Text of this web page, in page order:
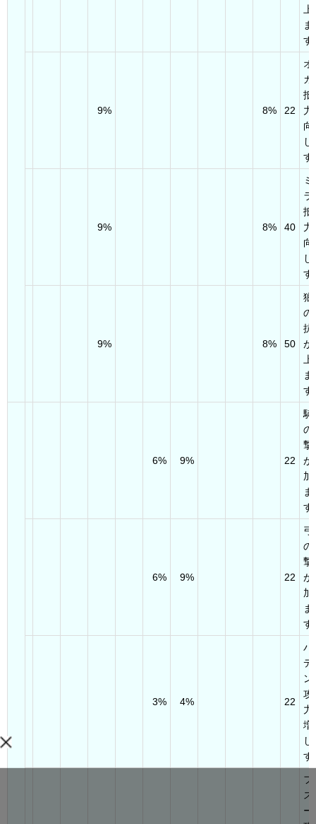
ま
す
9% 8% 22
オ
ガ
抵
力
向
す
9% 8% 40
ラ
抵
力
向
す
9% 8% 50
狼
の
抗
が
ま
す
6% 9% 22
騎
の
撃
が
加
ま
す
6% 9% 22
弓
の
撃
が
加
ま
す
3% 4% 22
パ
デ
ン
攻
力
増
す
フ
ス
ー